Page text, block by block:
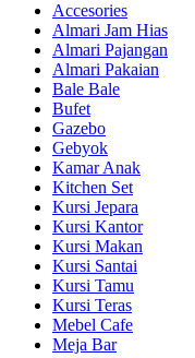
Accesories
Almari Jam Hias
Almari Pajangan
Almari Pakaian
Bale Bale
Bufet
Gazebo
Gebyok
Kamar Anak
Kitchen Set
Kursi Jepara
Kursi Kantor
Kursi Makan
Kursi Santai
Kursi Tamu
Kursi Teras
Mebel Cafe
Meja Bar